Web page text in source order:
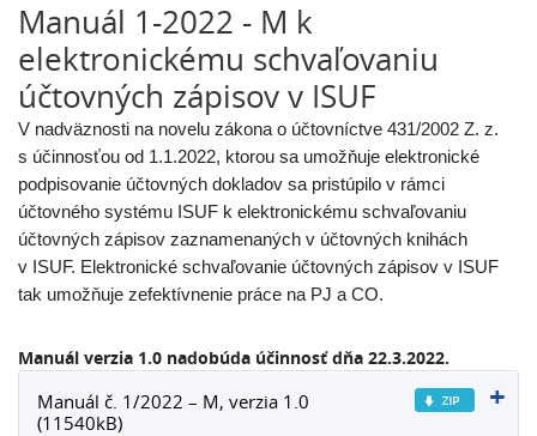
Manuál 1-2022 - M k
elektronickému schvaľovaniu
účtovných zápisov v ISUF
V nadväznosti na novelu zákona o účtovníctve 431/2002 Z. z.
s účinnosťou od 1.1.2022, ktorou sa umožňuje elektronické
podpisovanie účtovných dokladov sa pristúpilo v rámci
účtovného systému ISUF k elektronickému schvaľovaniu
účtovných zápisov zaznamenaných v účtovných knihách
v ISUF. Elektronické schvaľovanie účtovných zápisov v ISUF
tak umožňuje zefektívnenie práce na PJ a CO.
Manuál verzia 1.0 nadobúda účinnosť dňa 22.3.2022.
Manuál č. 1/2022 – M, verzia 1.0
(11540kB)